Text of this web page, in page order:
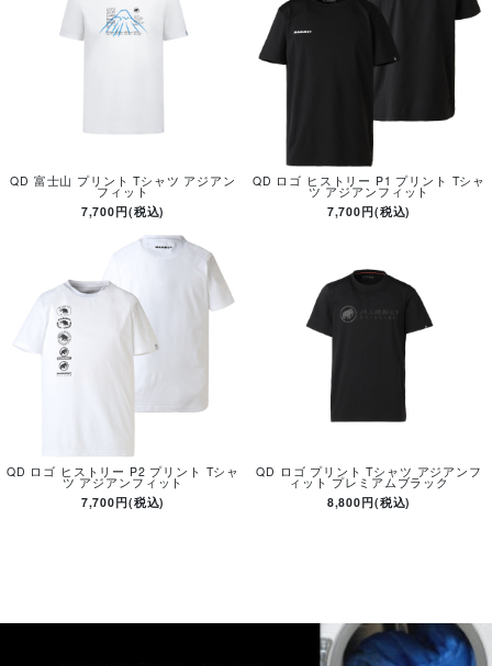
QD 富士山 プリント Tシャツ アジアン
フィット
7,700円(税込)
QD ロゴ ヒストリー P1 プリント Tシャ
ツ アジアンフィット
7,700円(税込)
QD ロゴ ヒストリー P2 プリント Tシャ
ツ アジアンフィット
7,700円(税込)
QD ロゴ プリント Tシャツ アジアンフ
ィット プレミアムブラック
8,800円(税込)